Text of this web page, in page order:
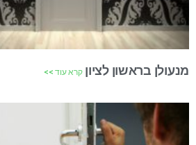
מנעולן בראשון לציוןקרא עוד >>